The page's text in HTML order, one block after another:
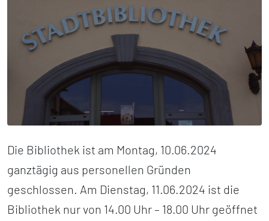
Die Bibliothek ist am Montag, 10.06.2024
ganztägig aus personellen Gründen
geschlossen. Am Dienstag, 11.06.2024 ist die
Bibliothek nur von 14.00 Uhr – 18.00 Uhr geöffnet